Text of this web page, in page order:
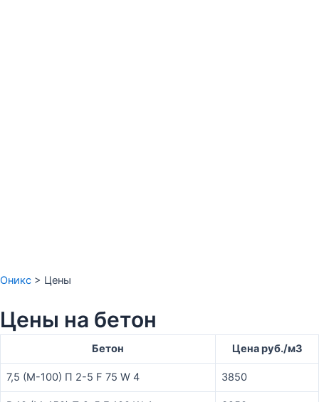
Оникс > Цены
Цены на бетон
Бетон Цена руб./м3
7,5 (М-100) П 2-5 F 75 W 4 3850